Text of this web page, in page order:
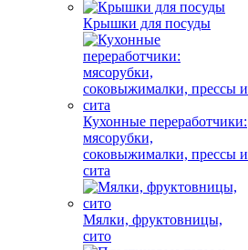
Крышки для посуды
Кухонные переработчики:
мясорубки,
соковыжималки, прессы и
сита
Мялки, фруктовницы,
сито